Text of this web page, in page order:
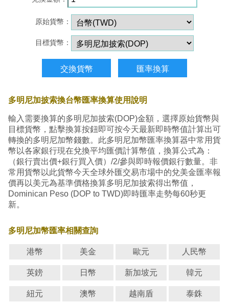
原始貨幣：
目標貨幣：
多明尼加披索換台幣匯率換算使用說明
輸入需要換算的多明尼加披索(DOP)金額，選擇原始貨幣與
目標貨幣，點擊換算按鈕即可按今天最新即時幣值計算出可
轉換的多明尼加幣錢數。此多明尼加幣匯率換算器中常用貨
幣以各家銀行現在兌換平均匯價計算幣值，換算公式為：
（銀行賣出價+銀行買入價）/2/參與即時報價銀行數量。非
常用貨幣以此貨幣今天全球外匯交易市場中的兌美金匯率報
價再以美元為基準價格換算多明尼加披索得出幣值，
Dominican Peso (DOP to TWD)即時匯率走勢每60秒更
新。
多明尼加幣匯率相關查詢
港幣 美金 歐元 人民幣
英鎊 日幣 新加坡元 韓元
紐元 澳幣 越南盾 泰銖